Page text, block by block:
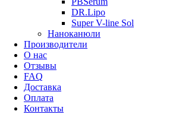
DR.Lipo
Super V-line Sol
Наноканюли
Производители
О нас
Отзывы
FAQ
Доставка
Оплата
Контакты